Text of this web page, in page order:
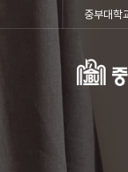
중부대학